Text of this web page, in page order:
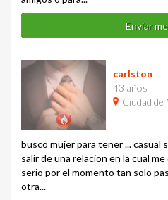
Enviar
carlston
43 años
Ciudad de
busco mujer para tener ... casual
salir de una relacion en la cual
serio por el momento tan solo
otra...